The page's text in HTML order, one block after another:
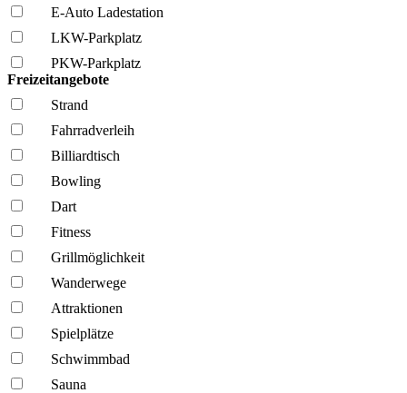
E-Auto Ladestation
LKW-Parkplatz
PKW-Parkplatz
Freizeitangebote
Strand
Fahrrad­verleih
Billiardtisch
Bowling
Dart
Fitness
Grillmöglich­keit
Wanderwege
Attraktionen
Spielplätze
Schwimmbad
Sauna